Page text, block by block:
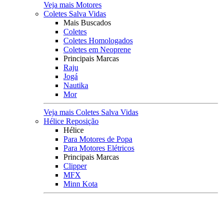
Veja mais Motores
Coletes Salva Vidas
Mais Buscados
Coletes
Coletes Homologados
Coletes em Neoprene
Principais Marcas
Raju
Jogá
Nautika
Mor
Veja mais Coletes Salva Vidas
Hélice Reposição
Hélice
Para Motores de Popa
Para Motores Elétricos
Principais Marcas
Clipper
MFX
Minn Kota